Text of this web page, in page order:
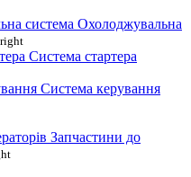
Охолоджувальна
Система стартера
Система керування
Запчастини до